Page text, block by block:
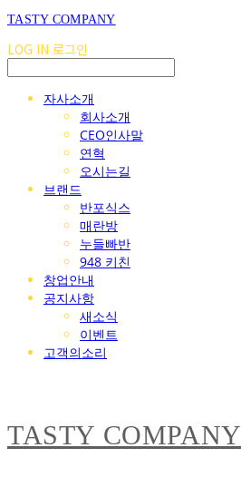
TASTY COMPANY
LOG IN 로그인
자사소개
회사소개
CEO인사말
연혁
오시는길
브랜드
반포식스
매란방
누들빠반
948 키친
창업안내
공지사항
새소식
이벤트
고객의소리
TASTY COMPANY